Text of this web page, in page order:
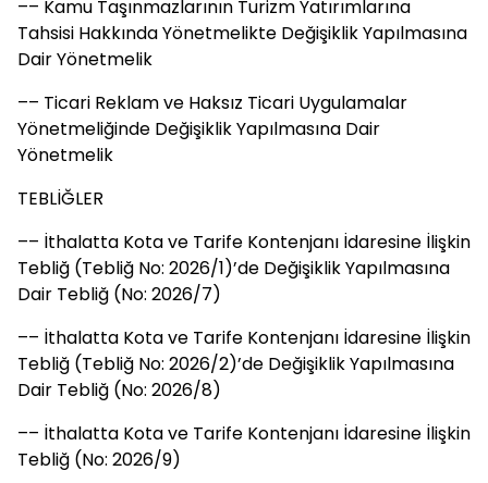
–– Kamu Taşınmazlarının Turizm Yatırımlarına
Tahsisi Hakkında Yönetmelikte Değişiklik Yapılmasına
Dair Yönetmelik
–– Ticari Reklam ve Haksız Ticari Uygulamalar
Yönetmeliğinde Değişiklik Yapılmasına Dair
Yönetmelik
TEBLİĞLER
–– İthalatta Kota ve Tarife Kontenjanı İdaresine İlişkin
Tebliğ (Tebliğ No: 2026/1)’de Değişiklik Yapılmasına
Dair Tebliğ (No: 2026/7)
–– İthalatta Kota ve Tarife Kontenjanı İdaresine İlişkin
Tebliğ (Tebliğ No: 2026/2)’de Değişiklik Yapılmasına
Dair Tebliğ (No: 2026/8)
–– İthalatta Kota ve Tarife Kontenjanı İdaresine İlişkin
Tebliğ (No: 2026/9)